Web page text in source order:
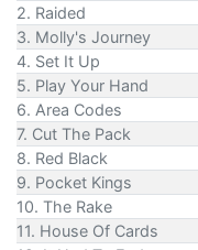
2. Raided
3. Molly's Journey
4. Set It Up
5. Play Your Hand
6. Area Codes
7. Cut The Pack
8. Red Black
9. Pocket Kings
10. The Rake
11. House Of Cards